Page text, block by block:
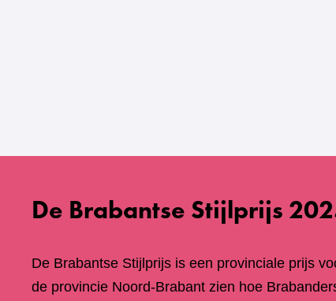
De Brabantse Stijlprijs
De Brabantse Stijlprijs is een provinciale prijs
de provincie Noord-Brabant zien hoe